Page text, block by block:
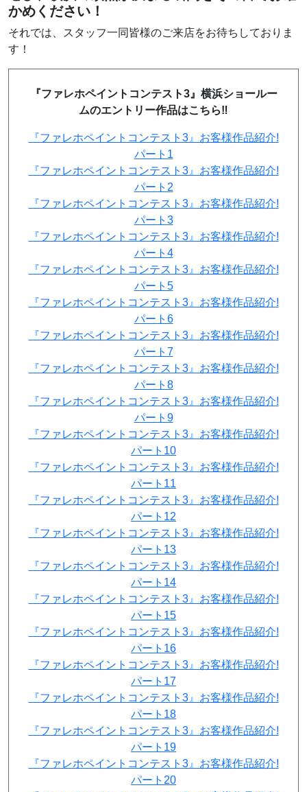
かめください！
それでは、スタッフ一同皆様のご来店をお待ちしておりま
す！
『ファレホペイントコンテスト3』横浜ショールー
ムのエントリー作品はこちら‼
『ファレホペイントコンテスト3』お客様作品紹介!
パート1
『ファレホペイントコンテスト3』お客様作品紹介!
パート2
『ファレホペイントコンテスト3』お客様作品紹介!
パート3
『ファレホペイントコンテスト3』お客様作品紹介!
パート4
『ファレホペイントコンテスト3』お客様作品紹介!
パート5
『ファレホペイントコンテスト3』お客様作品紹介!
パート6
『ファレホペイントコンテスト3』お客様作品紹介!
パート7
『ファレホペイントコンテスト3』お客様作品紹介!
パート8
『ファレホペイントコンテスト3』お客様作品紹介!
パート9
『ファレホペイントコンテスト3』お客様作品紹介!
パート10
『ファレホペイントコンテスト3』お客様作品紹介!
パート11
『ファレホペイントコンテスト3』お客様作品紹介!
パート12
『ファレホペイントコンテスト3』お客様作品紹介!
パート13
『ファレホペイントコンテスト3』お客様作品紹介!
パート14
『ファレホペイントコンテスト3』お客様作品紹介!
パート15
『ファレホペイントコンテスト3』お客様作品紹介!
パート16
『ファレホペイントコンテスト3』お客様作品紹介!
パート17
『ファレホペイントコンテスト3』お客様作品紹介!
パート18
『ファレホペイントコンテスト3』お客様作品紹介!
パート19
『ファレホペイントコンテスト3』お客様作品紹介!
パート20